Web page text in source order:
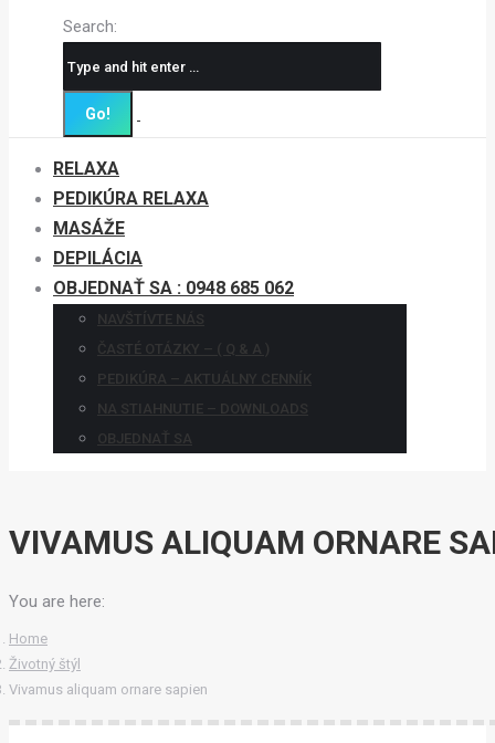
Search:
RELAXA
PEDIKÚRA RELAXA
MASÁŽE
DEPILÁCIA
OBJEDNAŤ SA : 0948 685 062
NAVŠTÍVTE NÁS
ČASTÉ OTÁZKY – ( Q & A )
PEDIKÚRA – AKTUÁLNY CENNÍK
NA STIAHNUTIE – DOWNLOADS
OBJEDNAŤ SA
VIVAMUS ALIQUAM ORNARE
You are here:
Home
Životný štýl
Vivamus aliquam ornare sapien